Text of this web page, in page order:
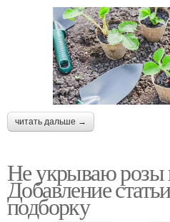
читать дальше →
Не укрываю розы
Добавление
подборку